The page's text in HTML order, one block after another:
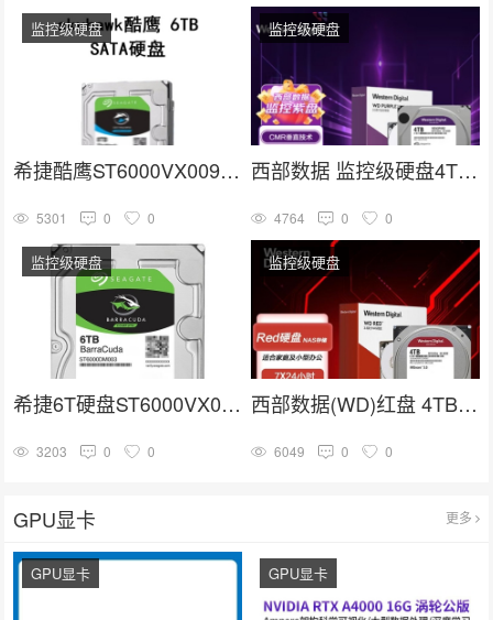
希捷酷鹰ST6000VX009机械硬盘
监控级硬盘
5301 0 0
西部数据 监控级硬盘4TB 256MB SATA CMR (WD43PURZ)
监控级硬盘
4764 0 0
希捷6T硬盘ST6000VX0001 监控级专用盘
监控级硬盘
3203 0 0
西部数据(WD)红盘 4TB SATA6Gb/s 256M 网络储存(NAS)硬盘(WD40EFAX)
监控级硬盘
6049 0 0
GPU显卡 更多
GPU显卡 GPU显卡